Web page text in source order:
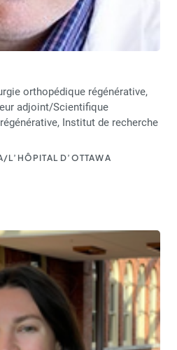
orthopédique régénérative,
adjoint/Scientifique
Institut de recherche
L’HÔPITAL D’OTTAWA